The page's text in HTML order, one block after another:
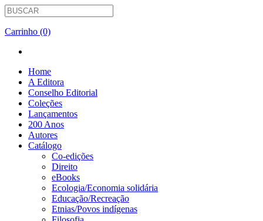
Carrinho (0)
Home
A Editora
Conselho Editorial
Coleções
Lançamentos
200 Anos
Autores
Catálogo
Co-edições
Direito
eBooks
Ecologia/Economia solidária
Educação/Recreação
Etnias/Povos indígenas